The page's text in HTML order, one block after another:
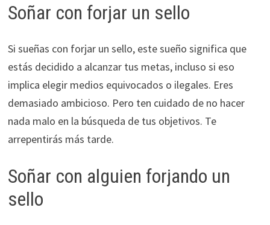
Soñar con forjar un sello
Si sueñas con forjar un sello, este sueño significa que
estás decidido a alcanzar tus metas, incluso si eso
implica elegir medios equivocados o ilegales. Eres
demasiado ambicioso. Pero ten cuidado de no hacer
nada malo en la búsqueda de tus objetivos. Te
arrepentirás más tarde.
Soñar con alguien forjando un
sello